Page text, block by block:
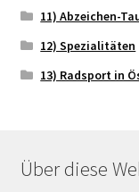
11) Abzeichen-
12) Spezialitäten
13) Radsport in
Über diese